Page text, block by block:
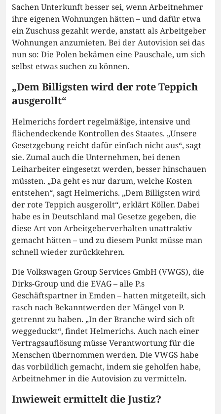
Sachen Unterkunft besser sei, wenn Arbeitnehmer
ihre eigenen Wohnungen hätten – und dafür etwa
ein Zuschuss gezahlt werde, anstatt als Arbeitgeber
Wohnungen anzumieten. Bei der Autovision sei das
nun so: Die Polen bekämen eine Pauschale, um sich
selbst etwas suchen zu können.
„Dem Billigsten wird der rote Teppich
ausgerollt“
Helmerichs fordert regelmäßige, intensive und
flächendeckende Kontrollen des Staates. „Unsere
Gesetzgebung reicht dafür einfach nicht aus“, sagt
sie. Zumal auch die Unternehmen, bei denen
Leiharbeiter eingesetzt werden, besser hinschauen
müssten. „Da geht es nur darum, welche Kosten
entstehen“, sagt Helmerichs. „Dem Billigsten wird
der rote Teppich ausgerollt“, erklärt Köller. Dabei
habe es in Deutschland mal Gesetze gegeben, die
diese Art von Arbeitgeberverhalten unattraktiv
gemacht hätten – und zu diesem Punkt müsse man
schnell wieder zurückkehren.
Die Volkswagen Group Services GmbH (VWGS), die
Dirks-Group und die EVAG – alle P.s
Geschäftspartner in Emden – hatten mitgeteilt, sich
rasch nach Bekanntwerden der Mängel von P.
getrennt zu haben. „In der Branche wird sich oft
weggeduckt“, findet Helmerichs. Auch nach einer
Vertragsauflösung müsse Verantwortung für die
Menschen übernommen werden. Die VWGS habe
das vorbildlich gemacht, indem sie geholfen habe,
Arbeitnehmer in die Autovision zu vermitteln.
Inwieweit ermittelt die Justiz?